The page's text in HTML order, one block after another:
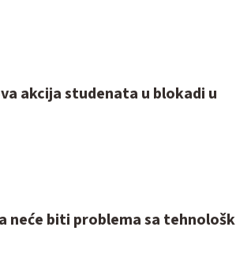
akcija studenata u blokadi u
neće biti problema sa